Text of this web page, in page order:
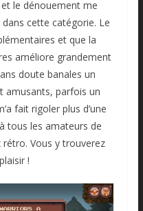
et le dénouement me
dans cette catégorie. Le
et que la
améliore grandement
doute banales un
amusants, parfois un
fait rigoler plus d’une
tous les amateurs de
Vous y trouverez
!